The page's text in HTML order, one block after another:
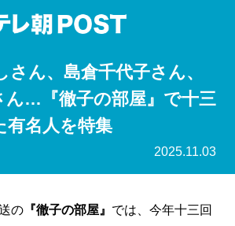
ん、島倉千代子さん、
ん…『徹子の部屋』で十三
有名人を特集
2025.11.03
の『徹子の部屋』 では、今年十三回